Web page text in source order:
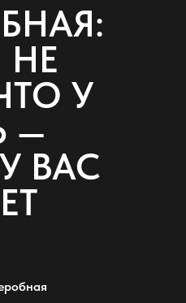
НЕ
У
—
ВАС